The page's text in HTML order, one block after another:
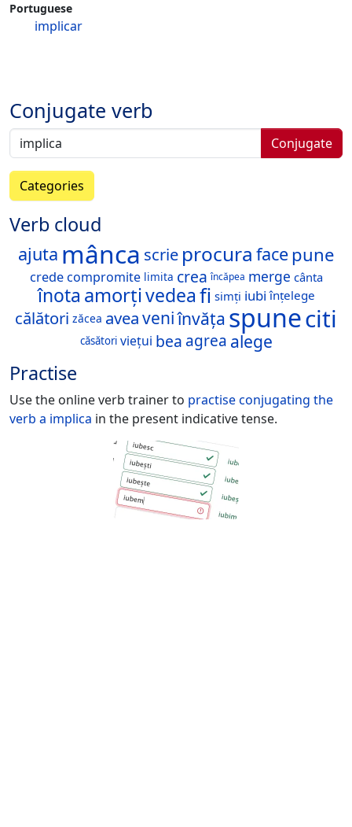
Portuguese
implicar
Conjugate verb
Conjugate
Categories
Verb cloud
ajuta mânca scrie procura facepune
crede compromite limita crea încăpea merge cânta
înota amorțivedeafi simți iubi înțelege
călători zăcea aveaveniînvăța spuneciti
căsători viețui bea agrea alege
Practise
Use the online verb trainer to practise conjugating the
verb a implica in the present indicative tense.